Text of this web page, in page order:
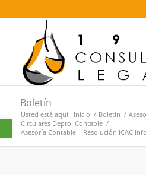
Abrir barra de herramientas
Boletín
Usted está aquí: Inicio / Boletín /
Circulares Depto. Contable /
Asesoría Contable – Resolución ICAC